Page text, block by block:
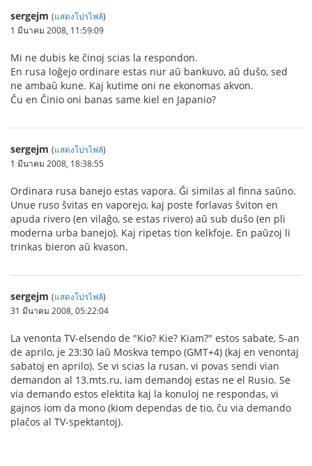
sergejm (แสดงโปรไฟล์)
1 มีนาคม 2008, 11:59:09
Mi ne dubis ke ĉinoj scias la respondon.
En rusa loĝejo ordinare estas nur aŭ bankuvo, aŭ duŝo, sed
ne ambaŭ kune. Kaj kutime oni ne ekonomas akvon.
Ĉu en Ĉinio oni banas same kiel en Japanio?
sergejm (แสดงโปรไฟล์)
1 มีนาคม 2008, 18:38:55
Ordinara rusa banejo estas vapora. Ĝi similas al finna saŭno.
Unue ruso ŝvitas en vaporejo, kaj poste forlavas ŝviton en
apuda rivero (en vilaĝo, se estas rivero) aŭ sub duŝo (en pli
moderna urba banejo). Kaj ripetas tion kelkfoje. En paŭzoj li
trinkas bieron aŭ kvason.
sergejm (แสดงโปรไฟล์)
31 มีนาคม 2008, 05:22:04
La venonta TV-elsendo de "Kio? Kie? Kiam?" estos sabate, 5-an
de aprilo, je 23:30 laŭ Moskva tempo (GMT+4) (kaj en venontaj
sabatoj en aprilo). Se vi scias la rusan, vi povas sendi vian
demandon al 13.mts.ru, iam demandoj estas ne el Rusio. Se
via demando estos elektita kaj la konuloj ne respondas, vi
gajnos iom da mono (kiom dependas de tio, ĉu via demando
plaĉos al TV-spektantoj).